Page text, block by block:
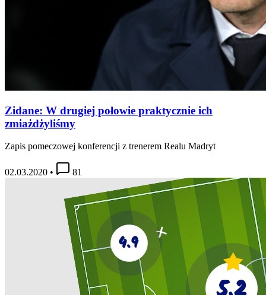
Zidane: W drugiej połowie praktycznie ich
zmiażdżyliśmy
Zapis pomeczowej konferencji z trenerem Realu Madryt
02.03.2020 • 81